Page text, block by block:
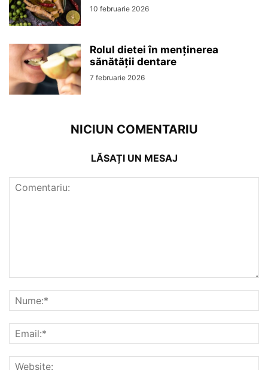
10 februarie 2026
Rolul dietei în menținerea
sănătății dentare
7 februarie 2026
NICIUN COMENTARIU
LĂSAȚI UN MESAJ